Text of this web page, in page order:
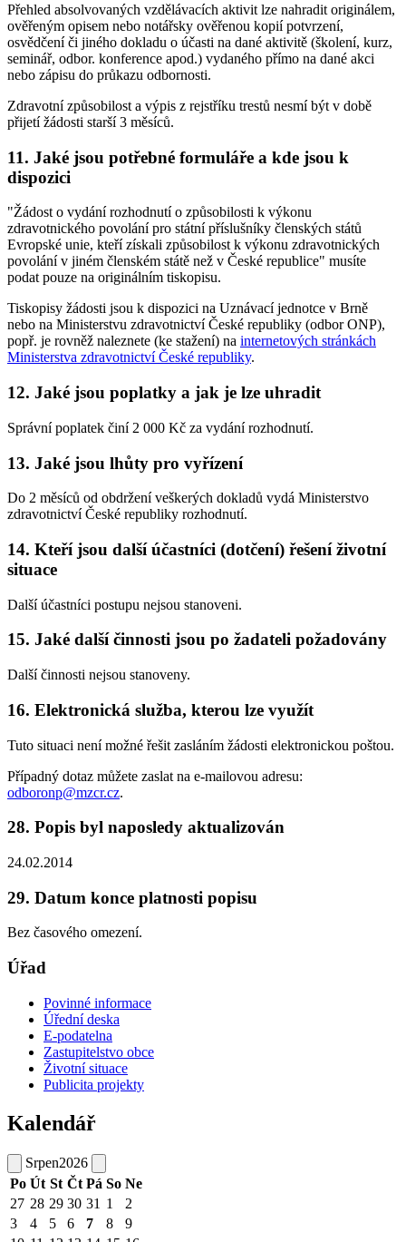
Přehled absolvovaných vzdělávacích aktivit lze nahradit originálem,
ověřeným opisem nebo notářsky ověřenou kopií potvrzení,
osvědčení či jiného dokladu o účasti na dané aktivitě (školení, kurz,
seminář, odbor. konference apod.) vydaného přímo na dané akci
nebo zápisu do průkazu odbornosti.
Zdravotní způsobilost a výpis z rejstříku trestů nesmí být v době
přijetí žádosti starší 3 měsíců.
11. Jaké jsou potřebné formuláře a kde jsou k
dispozici
"Žádost o vydání rozhodnutí o způsobilosti k výkonu
zdravotnického povolání pro státní příslušníky členských států
Evropské unie, kteří získali způsobilost k výkonu zdravotnických
povolání v jiném členském státě než v České republice" musíte
podat pouze na originálním tiskopisu.
Tiskopisy žádosti jsou k dispozici na Uznávací jednotce v Brně
nebo na Ministerstvu zdravotnictví České republiky (odbor ONP),
popř. je rovněž naleznete (ke stažení) na internetových stránkách
Ministerstva zdravotnictví České republiky.
12. Jaké jsou poplatky a jak je lze uhradit
Správní poplatek činí 2 000 Kč za vydání rozhodnutí.
13. Jaké jsou lhůty pro vyřízení
Do 2 měsíců od obdržení veškerých dokladů vydá Ministerstvo
zdravotnictví České republiky rozhodnutí.
14. Kteří jsou další účastníci (dotčení) řešení životní
situace
Další účastníci postupu nejsou stanoveni.
15. Jaké další činnosti jsou po žadateli požadovány
Další činnosti nejsou stanoveny.
16. Elektronická služba, kterou lze využít
Tuto situaci není možné řešit zasláním žádosti elektronickou poštou.
Případný dotaz můžete zaslat na e-mailovou adresu:
odboronp@mzcr.cz.
28. Popis byl naposledy aktualizován
24.02.2014
29. Datum konce platnosti popisu
Bez časového omezení.
Úřad
Povinné informace
Úřední deska
E-podatelna
Zastupitelstvo obce
Životní situace
Publicita projekty
Kalendář
Srpen2026
Po Út St Čt Pá So Ne
27 28 29 30 31 1
2
3
4 5 6 7 8
9